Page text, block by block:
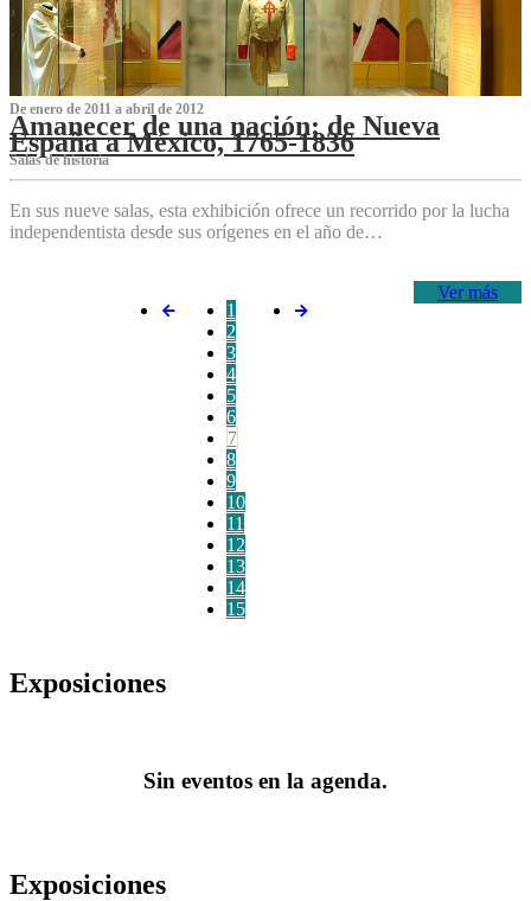
De enero de 2011 a abril de 2012
Amanecer de una nación: de Nueva
España a México, 1765-1836
Salas de historia
En sus nueve salas, esta exhibición ofrece un recorrido por la lucha
independentista desde sus orígenes en el año de…
Ver más
1
2
3
4
5
6
7
8
9
10
11
12
13
14
15
Exposiciones
Sin eventos en la agenda.
Exposiciones